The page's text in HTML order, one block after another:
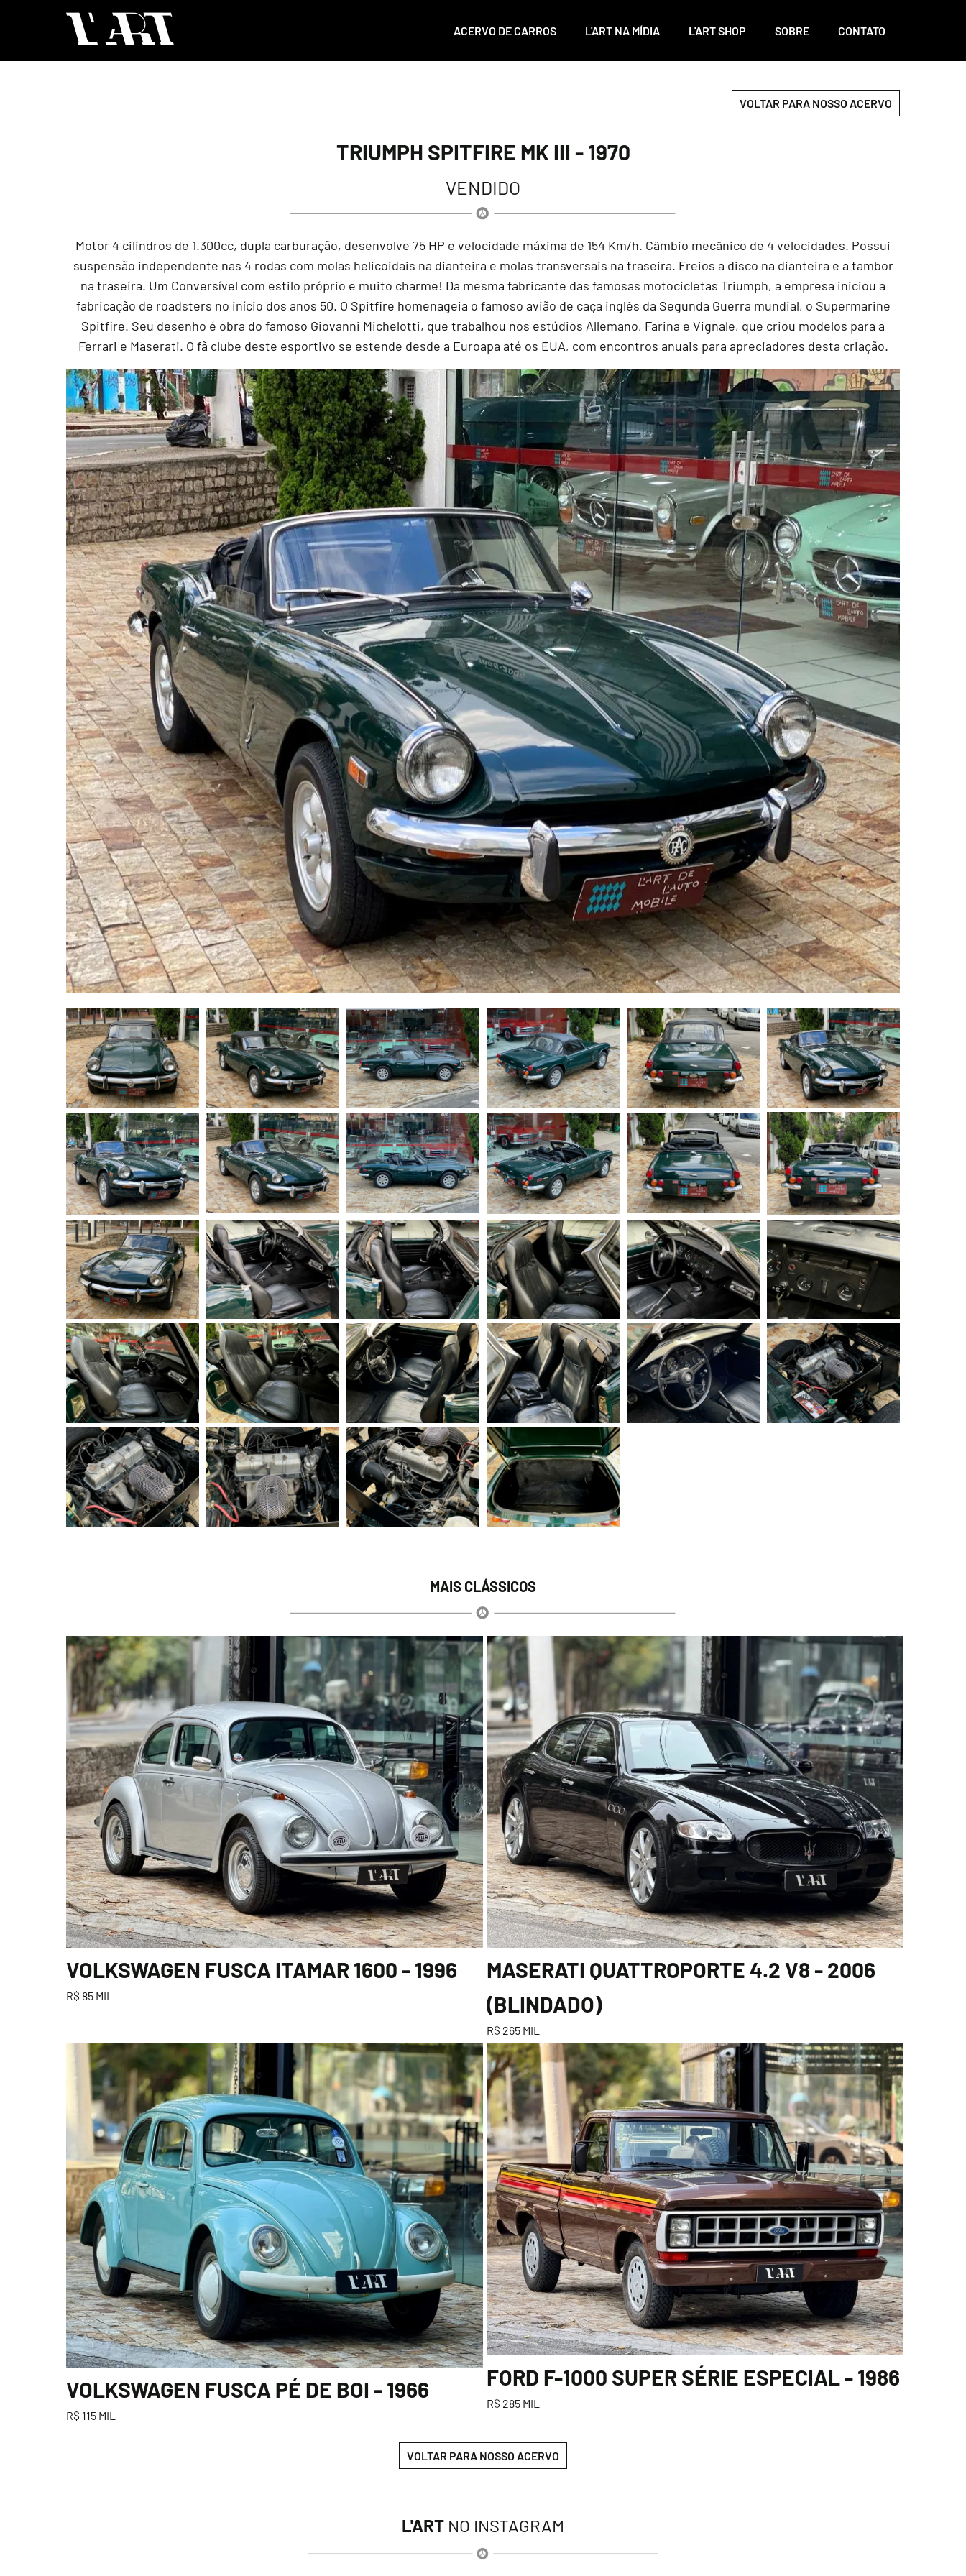
ACERVO DE CARROS L'ART NA MÍDIA L'ART SHOP SOBRE CONTATO
VOLTAR PARA NOSSO ACERVO
TRIUMPH SPITFIRE MK III - 1970
VENDIDO
Motor 4 cilindros de 1.300cc, dupla carburação, desenvolve 75 HP e velocidade máxima de 154 Km/h. Câmbio mecânico de 4 velocidades. Possui
suspensão independente nas 4 rodas com molas helicoidais na dianteira e molas transversais na traseira. Freios a disco na dianteira e a tambor
na traseira. Um Conversível com estilo próprio e muito charme! Da mesma fabricante das famosas motocicletas Triumph, a empresa iniciou a
fabricação de roadsters no início dos anos 50. O Spitfire homenageia o famoso avião de caça inglês da Segunda Guerra mundial, o Supermarine
Spitfire. Seu desenho é obra do famoso Giovanni Michelotti, que trabalhou nos estúdios Allemano, Farina e Vignale, que criou modelos para a
Ferrari e Maserati. O fã clube deste esportivo se estende desde a Euroapa até os EUA, com encontros anuais para apreciadores desta criação.
MAIS CLÁSSICOS
VOLKSWAGEN FUSCA ITAMAR 1600 - 1996
R$ 85 MIL
MASERATI QUATTROPORTE 4.2 V8 - 2006
(BLINDADO)
R$ 265 MIL
VOLKSWAGEN FUSCA PÉ DE BOI - 1966
R$ 115 MIL
FORD F-1000 SUPER SÉRIE ESPECIAL - 1986
R$ 285 MIL
VOLTAR PARA NOSSO ACERVO
L'ART NO INSTAGRAM